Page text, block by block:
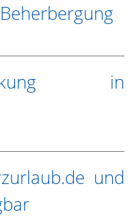
in
und